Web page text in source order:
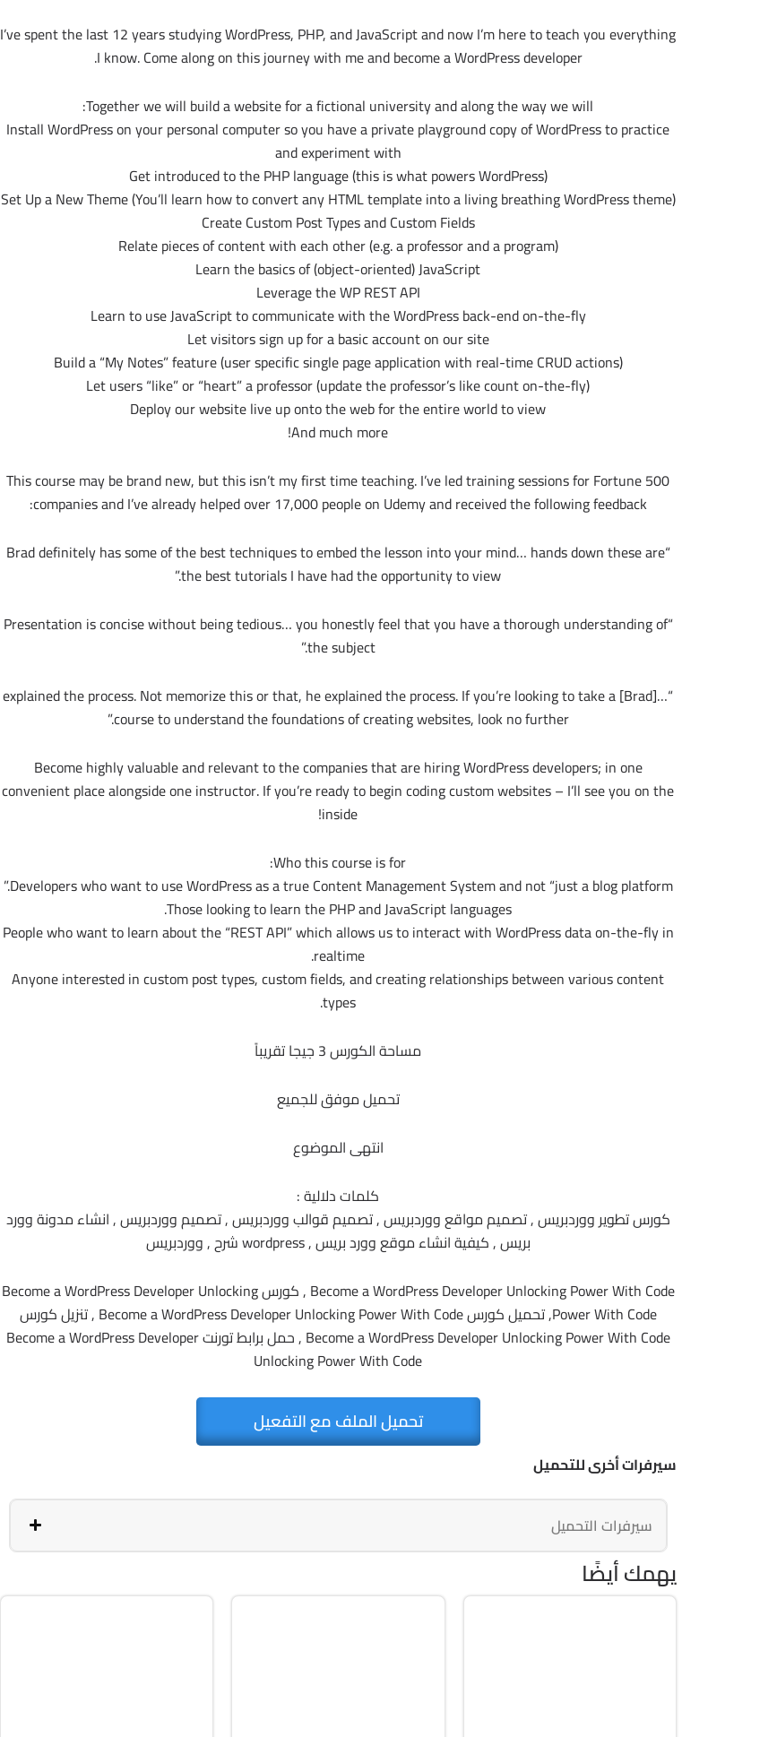
I’ve spent the last 12 years studying WordPress, PHP, and JavaScript and now I’m here to teach you everything
I know. Come along on this journey with me and become a WordPress developer.
Together we will build a website for a fictional university and along the way we will:
Install WordPress on your personal computer so you have a private playground copy of WordPress to practice
and experiment with
Get introduced to the PHP language (this is what powers WordPress)
Set Up a New Theme (You’ll learn how to convert any HTML template into a living breathing WordPress theme)
Create Custom Post Types and Custom Fields
Relate pieces of content with each other (e.g. a professor and a program)
Learn the basics of (object-oriented) JavaScript
Leverage the WP REST API
Learn to use JavaScript to communicate with the WordPress back-end on-the-fly
Let visitors sign up for a basic account on our site
Build a “My Notes” feature (user specific single page application with real-time CRUD actions)
Let users “like” or “heart” a professor (update the professor’s like count on-the-fly)
Deploy our website live up onto the web for the entire world to view
And much more!
This course may be brand new, but this isn’t my first time teaching. I’ve led training sessions for Fortune 500
companies and I’ve already helped over 17,000 people on Udemy and received the following feedback:
“Brad definitely has some of the best techniques to embed the lesson into your mind… hands down these are
the best tutorials I have had the opportunity to view.”
“Presentation is concise without being tedious… you honestly feel that you have a thorough understanding of
the subject.”
“…[Brad] explained the process. Not memorize this or that, he explained the process. If you’re looking to take a
course to understand the foundations of creating websites, look no further.”
Become highly valuable and relevant to the companies that are hiring WordPress developers; in one
convenient place alongside one instructor. If you’re ready to begin coding custom websites – I’ll see you on the
inside!
Who this course is for:
Developers who want to use WordPress as a true Content Management System and not “just a blog platform.”
Those looking to learn the PHP and JavaScript languages.
People who want to learn about the “REST API” which allows us to interact with WordPress data on-the-fly in
realtime.
Anyone interested in custom post types, custom fields, and creating relationships between various content
types.
مساحة الكورس 3 جيجا تقريباً
تحميل موفق للجميع
انتهى الموضوع
كلمات دلالية :
كورس تطوير ووردبريس , تصميم مواقع ووردبريس , تصميم قوالب ووردبريس , تصميم ووردبريس , انشاء مدونة وورد
بريس , كيفية انشاء موقع وورد بريس , wordpress شرح , ووردبريس
Become a WordPress Developer Unlocking Power With Code , كورس Become a WordPress Developer Unlocking
Power With Code, تحميل كورس Become a WordPress Developer Unlocking Power With Code , تنزيل كورس
Become a WordPress Developer Unlocking Power With Code , حمل برابط تورنت Become a WordPress Developer
Unlocking Power With Code
تحميل الملف مع التفعيل
سيرفرات أخرى للتحميل
سيرفرات التحميل
يهمك أيضًا